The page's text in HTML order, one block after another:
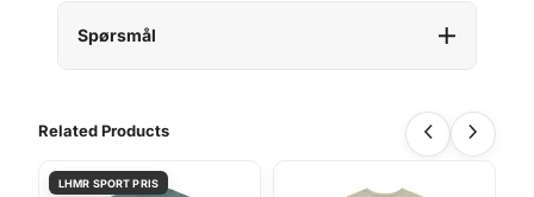
Spørsmål
Related Products